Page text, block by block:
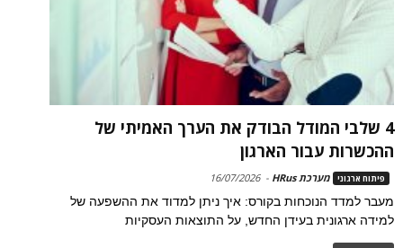
4 שלבי המודל הבודק את הערך האמיתי של
ההכשרות עבור הארגון
פיתוח ארגוני מערכת HRus -
16/07/2026
מעבר למדד הנוכחות בקורס: איך ניתן למדוד את ההשפעה של
למידה ארגונית בעידן החדש, על התוצאות העסקיות